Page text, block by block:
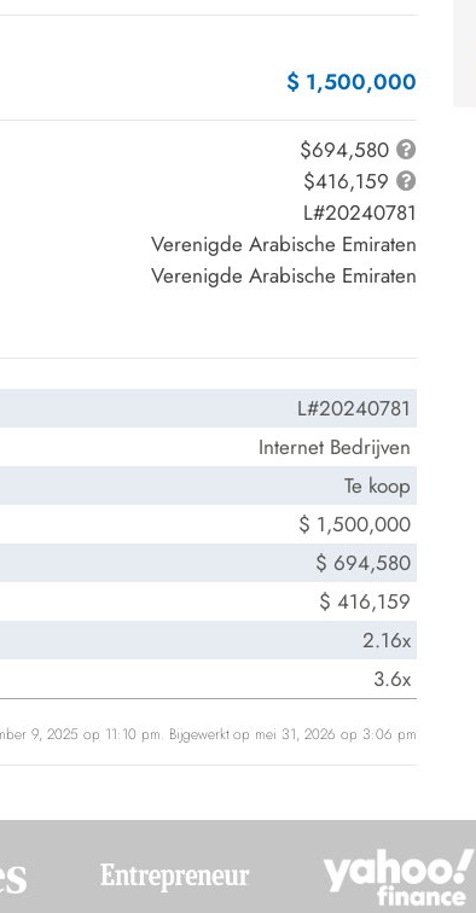
$ 1,500,000
$694,580
$416,159
L#20240781
Verenigde Arabische Emiraten
Verenigde Arabische Emiraten
L#20240781
Internet Bedrijven
Te koop
$ 1,500,000
$ 694,580
$ 416,159
2.16x
3.6x
9, 2025 op 11:10 pm. Bijgewerkt op mei 31, 2026 op 3:06 pm